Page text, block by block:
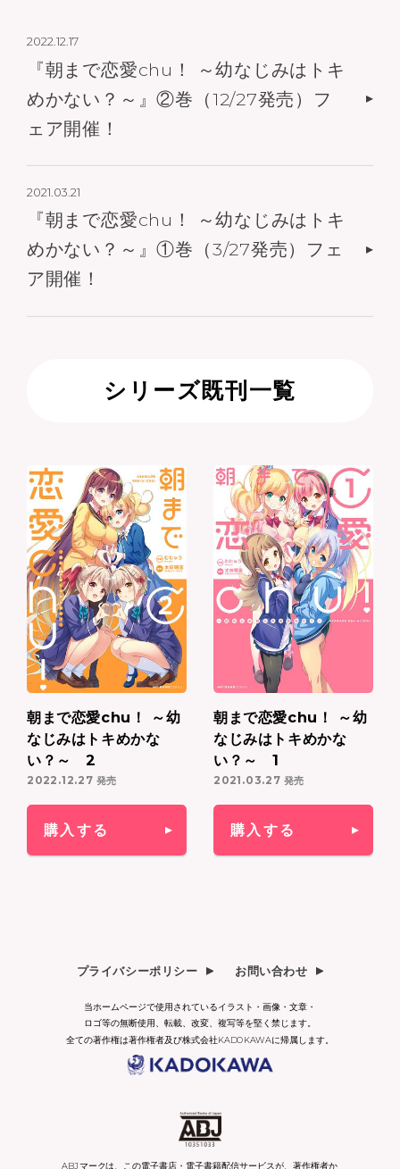
2022.12.17
『朝まで恋愛chu！ ～幼なじみはトキ
めかない？～』②巻（12/27発売）フ
ェア開催！
2021.03.21
『朝まで恋愛chu！ ～幼なじみはトキ
めかない？～』①巻（3/27発売）フェ
ア開催！
シリーズ既刊一覧
朝まで恋愛chu！ ～幼
なじみはトキめかな
い？～ 2
2022.12.27 発売
購入する
朝まで恋愛chu！ ～幼
なじみはトキめかな
い？～ 1
2021.03.27 発売
購入する
プライバシーポリシー お問い合わせ
当ホームページで使用されているイラスト・画像・文章・
ロゴ等の無断使用、転載、改変、複写等を堅く禁じます。
全ての著作権は著作権者及び株式会社KADOKAWAに帰属します。
ABJマークは、この電子書店・電子書籍配信サービスが、著作権者か